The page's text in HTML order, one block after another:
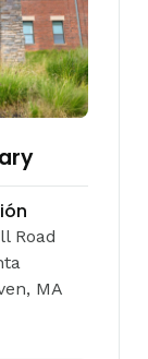
Road
MA